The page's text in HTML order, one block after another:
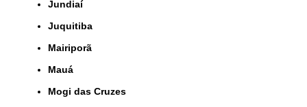
Jundiaí
Juquitiba
Mairiporã
Mauá
Mogi das Cruzes